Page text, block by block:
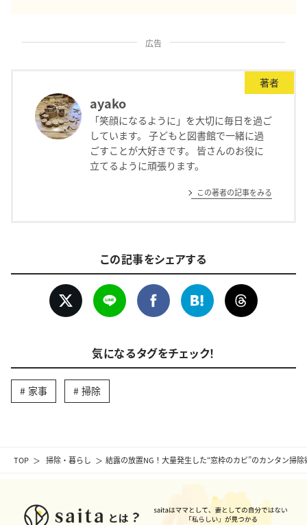
TOP 掃除・暮らし 結露の放置NG！大量発生した“窓枠のカビ”のカンタン掃
広告
著者
ayako
「笑顔になるように」を大切に毎日を過ご
しています。 子どもと図書館で一緒に過
ごすことが大好きです。 皆さんのお役に
立てるように頑張ります。
この著者の記事をみる
この記事をシェアする
気になるタグをチェック！
家事 掃除